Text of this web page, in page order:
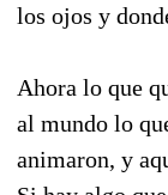
los ojos y
Ahora lo que
al mundo lo
animaron, y